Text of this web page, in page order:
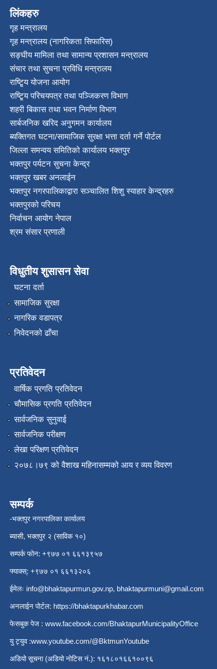
लिंकहरु
गृह मन्त्रालय
गृह मन्त्रालय (नागरिकता सिफारिस)
सङ्घीय मामिला तथा सामान्य प्रशासन मन्त्रालय
संचार तथा सुचना प्रविधि मन्त्रालय
राष्टि्ृय योजना आयोग
राष्टि्ृय परिचयपत्र तथा पञ्जिकरण विभाग
शहरी बिकास तथा भवन निर्माण विभाग
सार्बजनिक खरिद अनुगमन कार्यालय
ब्यक्तिगत घटना/सामाजिक सुरक्षा भत्ता दर्ता गर्ने पोर्टल
जिल्ला समन्वय समितिको कार्यालय भक्तपुर
भक्तपुर पर्यटन सुचना केन्द्र
भक्तपुर खबर अनलाईन
भक्तपुर नगरपालिकाद्वारा सञ्चालित शिशु स्याहार केन्द्रहरु
भक्तपुरकाे परिचय
निर्वाचन आयोग नेपाल
श्रम संसार प्रणाली
विधुतीय शुसासन सेवा
घटना दर्ता
सामाजिक सुरक्षा
नागरिक वडापत्र
निवेदनको ढाँचा
प्रतिवेदन
वार्षिक प्रगति प्रतिवेदन
चौमासिक प्रगति प्रतिवेदन
सार्वजनिक सुनुवाई
सार्वजनिक परीक्षण
लेखा परिक्षण प्रतिवेदन
२०७८।७९ को वैशाख महिनासम्मको आय र व्यय विवरण
सम्पर्क
-भक्तपुर नगरपालिका कार्यालय
ब्यासी, भक्तपुर २ (साविक १०)
सम्पर्क फोन: +९७७ ०१ ६६१३९५७
फ्याक्स्: +९७७ ०१ ६६१३२०६
ईमेलः info@bhaktapurmun.gov.np, bhaktapurmuni@gmail.com
अनलाईन पोर्टल: https://bhaktapurkhabar.com
फेसबुक पेज : www.facebook.com/BhaktapurMunicipalityOffice
यु ट्युव :www.youtube.com/@BktmunYoutube
अडियो सूचना (अडियो नोटिस नं.): १६१८०१६६१००९६